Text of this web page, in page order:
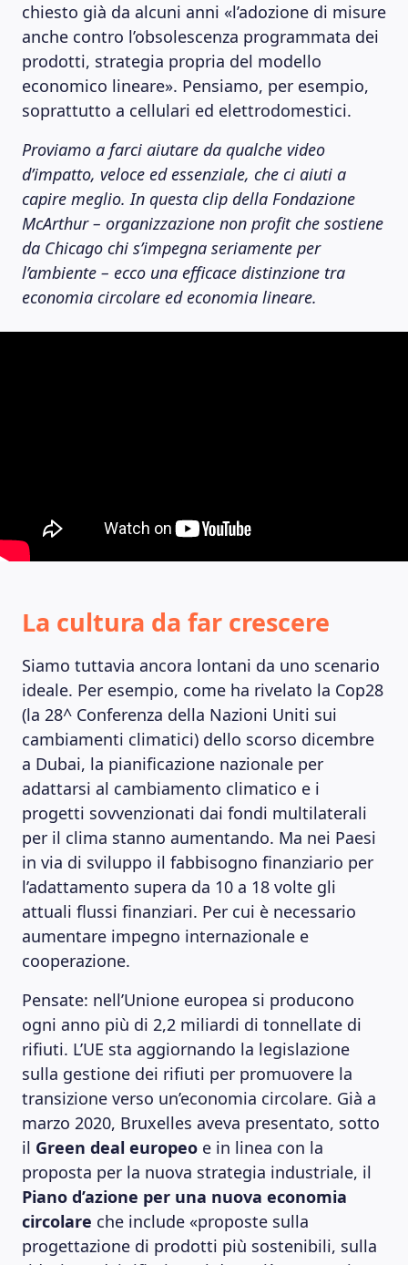
MAGAZINE
chiesto già da alcuni anni «l’adozione di misure
anche contro l’obsolescenza programmata dei
prodotti, strategia propria del modello
economico lineare». Pensiamo, per esempio,
soprattutto a cellulari ed elettrodomestici.
Proviamo a farci aiutare da qualche video
d’impatto, veloce ed essenziale, che ci aiuti a
capire meglio. In questa clip della Fondazione
McArthur – organizzazione non profit che sostiene
da Chicago chi s’impegna seriamente per
l’ambiente – ecco una efficace distinzione tra
economia circolare ed economia lineare.
La cultura da far crescere
Siamo tuttavia ancora lontani da uno scenario
ideale. Per esempio, come ha rivelato la Cop28
(la 28^ Conferenza della Nazioni Uniti sui
cambiamenti climatici) dello scorso dicembre
a Dubai, la pianificazione nazionale per
adattarsi al cambiamento climatico e i
progetti sovvenzionati dai fondi multilaterali
per il clima stanno aumentando. Ma nei Paesi
in via di sviluppo il fabbisogno finanziario per
l’adattamento supera da 10 a 18 volte gli
attuali flussi finanziari. Per cui è necessario
aumentare impegno internazionale e
cooperazione.
Pensate: nell’Unione europea si producono
ogni anno più di 2,2 miliardi di tonnellate di
rifiuti. L’UE sta aggiornando la legislazione
sulla gestione dei rifiuti per promuovere la
transizione verso un’economia circolare. Già a
marzo 2020, Bruxelles aveva presentato, sotto
il Green deal europeo e in linea con la
proposta per la nuova strategia industriale, il
Piano d’azione per una nuova economia
circolare che include «proposte sulla
progettazione di prodotti più sostenibili, sulla